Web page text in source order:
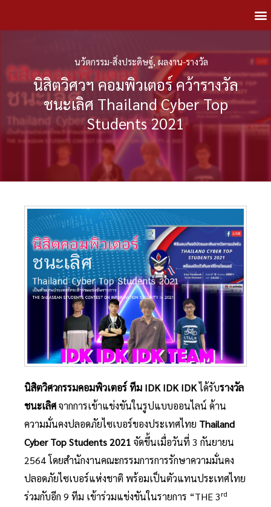
นวัตกรรม-สิ่งประดิษฐ์, ผลงาน-รางวัล
นิสิตวิศวฯ คอมพิวเตอร์ คว้ารางวัล
ชนะเลิศ Thailand Cyber Top
Students 2021
นิสิตวิศวกรรมคอมพิวเตอร์ ทีม IDK IDK IDKได้รับรางวัล
ชนะเลิศจากการเข้าแข่งขันในรูปแบบออนไลน์ ด้าน
ความมั่นคงปลอดภัยไซเบอร์ของประเทศไทย Thailand
Cyber Top Students 2021 จัดขึ้นเมื่อวันที่ 3 กันยายน
2564 โดยสำนักงานคณะกรรมการการรักษาความมั่นคง
ปลอดภัยไซเบอร์แห่งชาติ พร้อมเป็นตัวแทนประเทศไทย
ร่วมกับอีก 9 ทีม เข้าร่วมแข่งขันในรายการ “THE 3rd